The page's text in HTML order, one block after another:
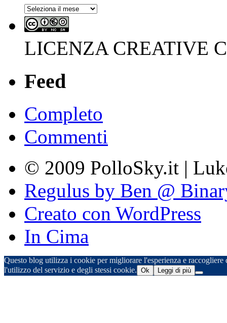
Archivi
LICENZA CREATIVE
Feed
Completo
Commenti
© 2009 PolloSky.it |
Regulus by Ben @
Creato con WordPress
In Cima
Questo blog utilizza i cookie per migliorare l'esperienza e
l'utilizzo del servizio e degli stessi cookie. Ok Leggi di più